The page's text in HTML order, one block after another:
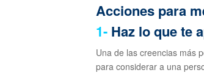
Acciones para
1- Haz lo que te
Una de las creencias más
para considerar a una